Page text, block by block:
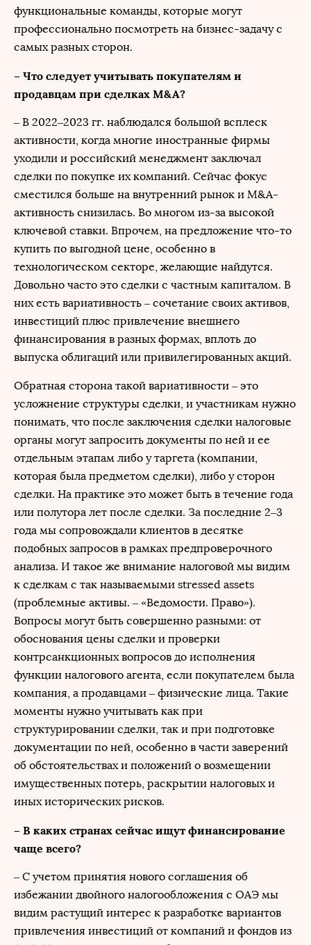
функциональные команды, которые могут
профессионально посмотреть на бизнес-задачу с
самых разных сторон.
– Что следует учитывать покупателям и
продавцам при сделках M&A?
– В 2022–2023 гг. наблюдался большой всплеск
активности, когда многие иностранные фирмы
уходили и российский менеджмент заключал
сделки по покупке их компаний. Сейчас фокус
сместился больше на внутренний рынок и M&A-
активность снизилась. Во многом из-за высокой
ключевой ставки. Впрочем, на предложение что-то
купить по выгодной цене, особенно в
технологическом секторе, желающие найдутся.
Довольно часто это сделки с частным капиталом. В
них есть вариативность – сочетание своих активов,
инвестиций плюс привлечение внешнего
финансирования в разных формах, вплоть до
выпуска облигаций или привилегированных акций.
Обратная сторона такой вариативности – это
усложнение структуры сделки, и участникам нужно
понимать, что после заключения сделки налоговые
органы могут запросить документы по ней и ее
отдельным этапам либо у таргета (компании,
которая была предметом сделки), либо у сторон
сделки. На практике это может быть в течение года
или полутора лет после сделки. За последние 2–3
года мы сопровождали клиентов в десятке
подобных запросов в рамках предпроверочного
анализа. И такое же внимание налоговой мы видим
к сделкам с так называемыми stressed assets
(проблемные активы. – «Ведомости. Право»).
Вопросы могут быть совершенно разными: от
обоснования цены сделки и проверки
контрсанкционных вопросов до исполнения
функции налогового агента, если покупателем была
компания, а продавцами – физические лица. Такие
моменты нужно учитывать как при
структурировании сделки, так и при подготовке
документации по ней, особенно в части заверений
об обстоятельствах и положений о возмещении
имущественных потерь, раскрытии налоговых и
иных исторических рисков.
– В каких странах сейчас ищут финансирование
чаще всего?
– С учетом принятия нового соглашения об
избежании двойного налогообложения с ОАЭ мы
видим растущий интерес к разработке вариантов
привлечения инвестиций от компаний и фондов из